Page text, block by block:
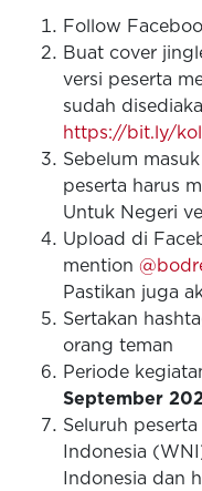
Follow
Buat cover
versi peserta
sudah
https://bit.ly/
Sebelum
peserta harus
Untuk Negeri
Upload di
mention
Pastikan juga
Sertakan
orang teman
Periode
September
Seluruh
Indonesia
Indonesia dan